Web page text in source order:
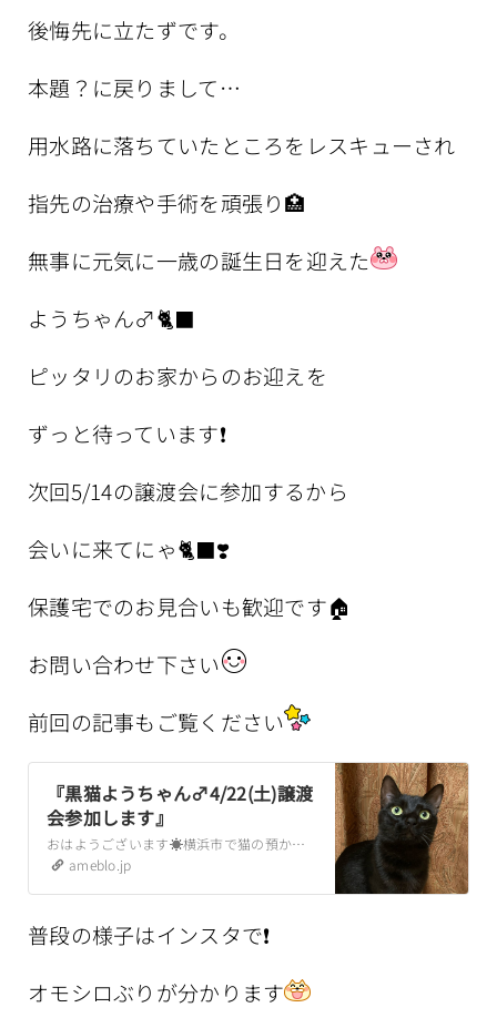
後悔先に立たずです。
本題？に戻りまして…
用水路に落ちていたところをレスキューされ
指先の治療や手術を頑張り🏥
無事に元気に一歳の誕生日を迎えた
ようちゃん♂🐈‍⬛
ピッタリのお家からのお迎えを
ずっと待っています❗️
次回5/14の譲渡会に参加するから
会いに来てにゃ🐈‍⬛❣️
保護宅でのお見合いも歓迎です🏠
お問い合わせ下さい
前回の記事もご覧ください
『黒猫ようちゃん♂4/22(土)譲渡
会参加します』
おはようございます☀️横浜市で猫の預かりボランティアをしているplayrie です。我が家でお預かりしている、ようちゃん♂🐈‍⬛なんと5月で1歳に❗️あんな…
ameblo.jp
普段の様子はインスタで❗️
オモシロぶりが分かります